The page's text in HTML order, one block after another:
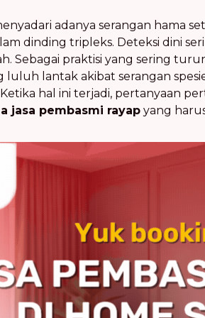
adanya serangan hama
dinding tripleks. Deteksi dini
Sebagai praktisi yang sering
lantak akibat serangan
hal ini terjadi, pertanyaan
jasa pembasmi rayap yang